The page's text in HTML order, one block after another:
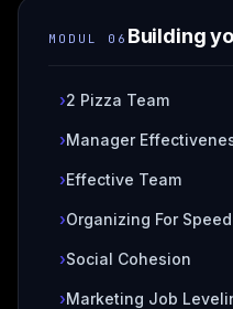
MODUL 06 Building
›2 Pizza Team
›Manager
›Effective Team
›Organizing For Speed
›Social Cohesion
›Marketing Job